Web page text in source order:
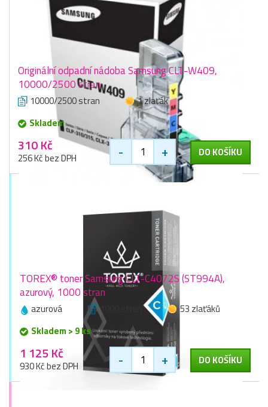
Originální odpadní nádoba Samsung CLT-W409,
10000/2500 stran
10000/2500 stran
1 zlaťák
Skladem
310 Kč
256 Kč bez DPH - + DO KOŠÍKU
TOREX® toner Samsung CLT-C4072S (ST994A),
azurový, 1000 stran
azurová 1000 stran
53 zlaťáků
Skladem > 9 ks
1 125 Kč
930 Kč bez DPH - + DO KOŠÍKU